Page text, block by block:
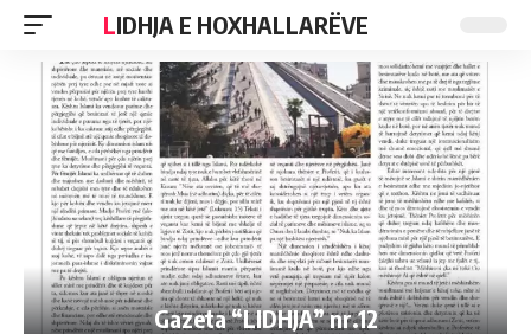
LIDHJA E HOXHALLARËVE
Gazeta “LIDHJA” nr.12